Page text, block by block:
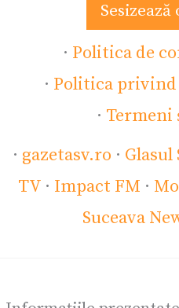
Sesizează
· Politica de
· Politica privind
·
· gazetasv.ro · Glasul
TV · Impact FM ·
Suceava